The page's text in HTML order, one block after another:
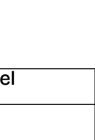
bei